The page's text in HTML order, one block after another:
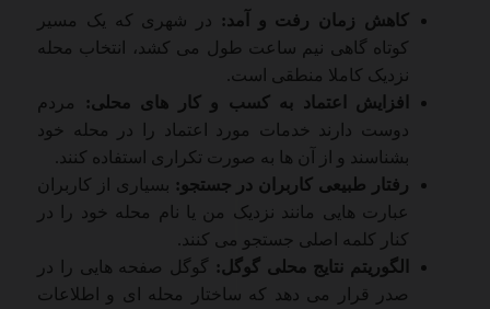
کاهش زمان رفت و آمد:
در شهری که یک مسیر
کوتاه گاهی نیم ساعت طول می کشد، انتخاب محله
نزدیک کاملا منطقی است.
افزایش اعتماد به کسب و کار های محلی:
مردم
دوست دارند خدمات مورد اعتماد را در محله خود
بشناسند و از آن ها به صورت تکراری استفاده کنند.
رفتار طبیعی کاربران در جستجو: بسیاری از کاربران
عبارت هایی مانند نزدیک من یا نام محله خود را در
کنار کلمه اصلی جستجو می کنند.
الگوریتم نتایج محلی گوگل: گوگل صفحه هایی را در
صدر قرار می دهد که ساختار محله ای و اطلاعات